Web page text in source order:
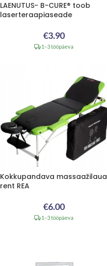
LAENUTUS- B-CURE® toob
laserteraapiaseade
€3.90
1–3 tööpäeva
Kokkupandava massaažilaua
rent REA
€6.00
1–3 tööpäeva